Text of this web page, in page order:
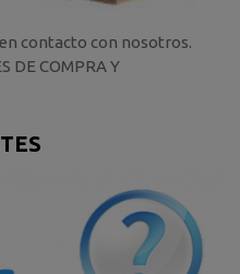
contacto con nosotros.
DE COMPRA Y